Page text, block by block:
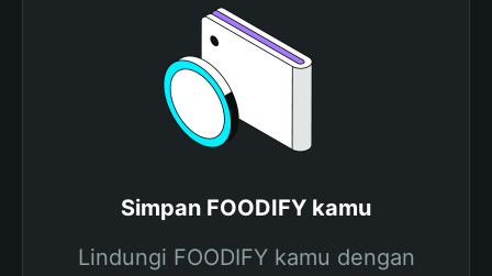
Simpan FOODIFY kamu
Lindungi FOODIFY kamu dengan